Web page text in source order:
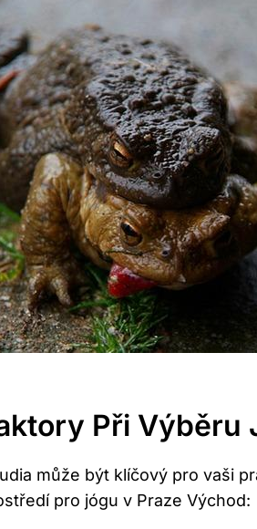
Při Výběru
může být klíčový pro vaši
pro jógu v Praze Východ: